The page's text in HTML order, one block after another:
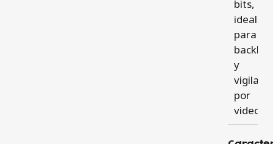
bits,
ideal
para
y
por
video.